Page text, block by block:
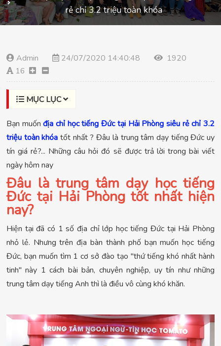
rẻ chỉ 3.2 triệu toàn khóa
Admin 24/07/2020 14:40:48
1920
16
MỤC LỤC
Bạn muốnđịa chỉ học tiếng Đức tại Hải Phòng siêu rẻ chỉ 3.2
triệu toàn khóa tốt nhất ? Đâu là trung tâm dạy tiếng Đức uy
tín giá rẻ?... Những câu hỏi đó sẽ được trả lời trong bài viết
ngày hôm nay
Đâu là trung tâm dạy học tiếng
Đức tại Hải Phòng tốt nhất hiện
nay?
Hiện tại đã có 1 số địa chỉ lớp học tiếng Đức tại Hải Phòng
nhỏ lẻ. Nhưng trên địa bàn thành phố bạn muốn học tiếng
Đức, bạn muốn tìm 1 cơ sở đào tạo "thứ tiếng khó nhất hành
tinh" này 1 cách bài bản, chuyên nghiệp, uy tín như những
trung tâm dạy tiếng Anh thì là điều vô cùng khó khăn.